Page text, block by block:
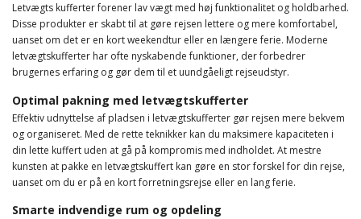
Letvægts kufferter forener lav vægt med høj funktionalitet og holdbarhed.
Disse produkter er skabt til at gøre rejsen lettere og mere komfortabel,
uanset om det er en kort weekendtur eller en længere ferie. Moderne
letvægtskufferter har ofte nyskabende funktioner, der forbedrer
brugernes erfaring og gør dem til et uundgåeligt rejseudstyr.
Optimal pakning med letvægtskufferter
Effektiv udnyttelse af pladsen i letvægtskufferter gør rejsen mere bekvem
og organiseret. Med de rette teknikker kan du maksimere kapaciteten i
din lette kuffert uden at gå på kompromis med indholdet. At mestre
kunsten at pakke en letvægtskuffert kan gøre en stor forskel for din rejse,
uanset om du er på en kort forretningsrejse eller en lang ferie.
Smarte indvendige rum og opdeling